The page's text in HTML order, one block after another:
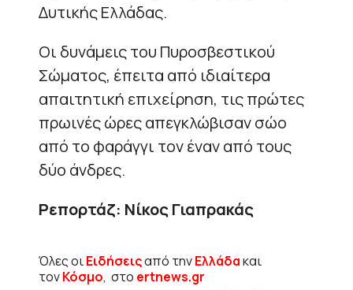
Δυτικής Ελλάδας.
Οι δυνάμεις του Πυροσβεστικού
Σώματος, έπειτα από ιδιαίτερα
απαιτητική επιχείρηση, τις πρώτες
πρωινές ώρες απεγκλώβισαν σώο
από το φαράγγι τον έναν από τους
δύο άνδρες.
Ρεπορτάζ: Νίκος Γιαπρακάς
Όλες οιΕιδήσειςαπό τηνΕλλάδακαι
τονΚόσμο, στο ertnews.gr